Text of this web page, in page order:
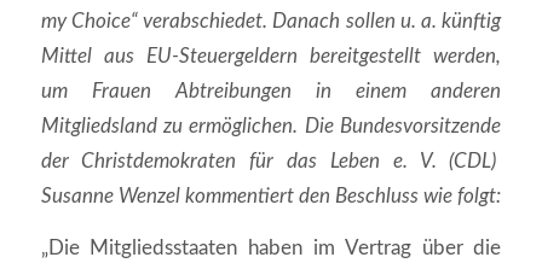
my Choice“ verabschiedet. Danach sollen u. a. künftig
Mittel aus EU-Steuergeldern bereitgestellt werden,
um Frauen Abtreibungen in einem anderen
Mitgliedsland zu ermöglichen. Die Bundesvorsitzende
der Christdemokraten für das Leben e. V. (CDL)
Susanne Wenzel kommentiert den Beschluss wie folgt:
„Die Mitgliedsstaaten haben im Vertrag über die